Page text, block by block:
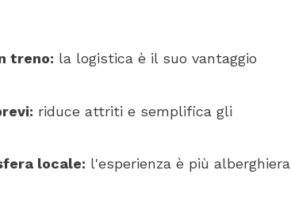
treno: la logistica è il suo vantaggio
riduce attriti e semplifica gli
locale: l'esperienza è più alberghiera